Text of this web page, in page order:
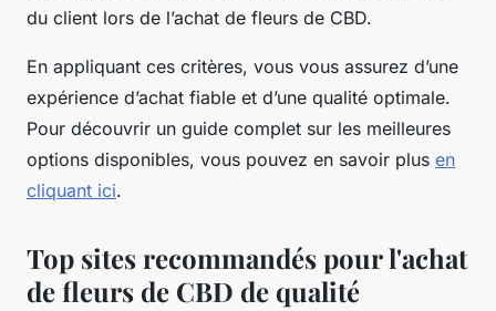
du client lors de l’achat de fleurs de CBD.
En appliquant ces critères, vous vous assurez d’une
expérience d’achat fiable et d’une qualité optimale.
Pour découvrir un guide complet sur les meilleures
options disponibles, vous pouvez en savoir plus en
cliquant ici.
Top sites recommandés pour l'achat
de fleurs de CBD de qualité